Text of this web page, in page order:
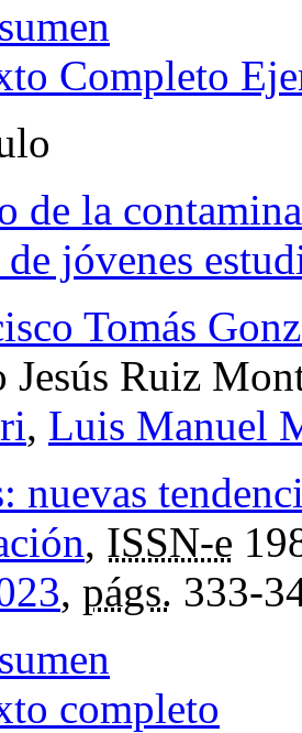
Completo
de la
jóvenes
Tomás
Jesús Ruiz
, Luis Manuel
nuevas
, ISSN-e
, págs. 333-
completo